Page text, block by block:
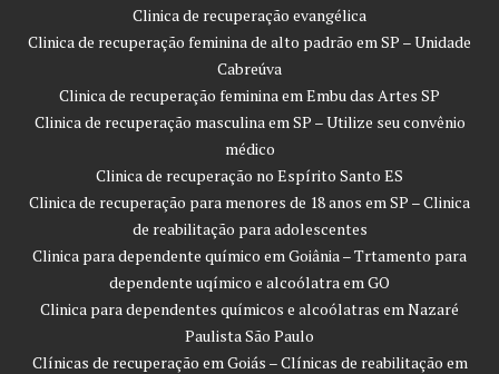
Clinica de recuperação evangélica
Clinica de recuperação feminina de alto padrão em SP – Unidade
Cabreúva
Clinica de recuperação feminina em Embu das Artes SP
Clinica de recuperação masculina em SP – Utilize seu convênio
médico
Clinica de recuperação no Espírito Santo ES
Clinica de recuperação para menores de 18 anos em SP – Clinica
de reabilitação para adolescentes
Clinica para dependente químico em Goiânia – Trtamento para
dependente uqímico e alcoólatra em GO
Clinica para dependentes químicos e alcoólatras em Nazaré
Paulista São Paulo
Clínicas de recuperação em Goiás – Clínicas de reabilitação em